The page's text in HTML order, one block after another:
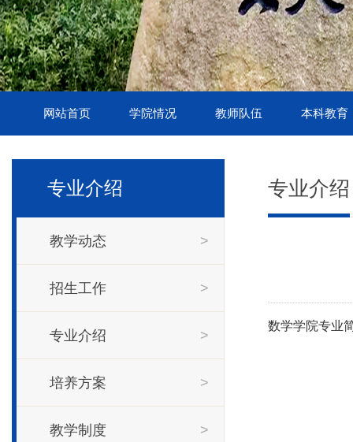
网站首页 学院情况 教师队伍 本科教育
专业介绍
教学动态 >
招生工作 >
专业介绍 >
培养方案 >
教学制度 >
专业介绍
数学学院专业